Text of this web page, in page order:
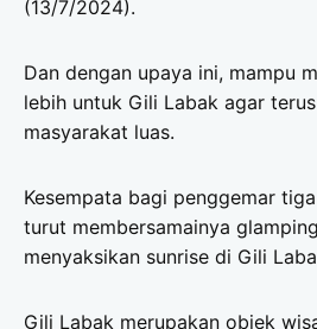
(13/7/2024).
Dan dengan upaya ini, mampu
lebih untuk Gili Labak agar
masyarakat luas.
Kesempata bagi penggemar
turut membersamainya
menyaksikan sunrise di Gili
Gili Labak merupakan objek